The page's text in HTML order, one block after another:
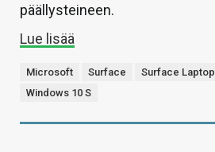
päällysteineen.
Lue lisää
Microsoft Surface Surface Laptop
Windows 10 S